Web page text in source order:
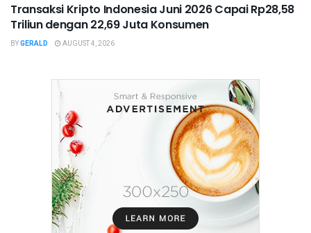
Transaksi Kripto Indonesia Juni 2026 Capai Rp28,58
Triliun dengan 22,69 Juta Konsumen
BYGERALD AUGUST 4, 2026